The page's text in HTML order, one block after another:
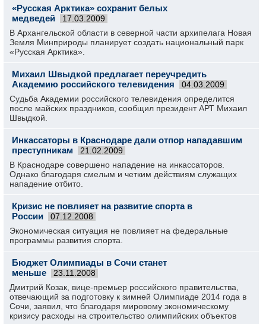
«Русская Арктика» сохранит белых
медведей
17.03.2009
В Архангельской области в северной части архипелага Новая
Земля Минприроды планирует создать национальный парк
«Русская Арктика».
Михаил Швыдкой предлагает переучредить
Академию российского телевидения
04.03.2009
Судьба Академии российского телевидения определится
после майских праздников, сообщил президент АРТ Михаил
Швыдкой.
Инкассаторы в Краснодаре дали отпор нападавшим
преступникам
21.02.2009
В Краснодаре совершено нападение на инкассаторов.
Однако благодаря смелым и четким действиям служащих
нападение отбито.
Кризис не повлияет на развитие спорта в
России
07.12.2008
Экономическая ситуация не повлияет на федеральные
программы развития спорта.
Бюджет Олимпиады в Сочи станет
меньше
23.11.2008
Дмитрий Козак, вице-премьер российского правительства,
отвечающий за подготовку к зимней Олимпиаде 2014 года в
Сочи, заявил, что благодаря мировому экономическому
кризису расходы на строительство олимпийских объектов